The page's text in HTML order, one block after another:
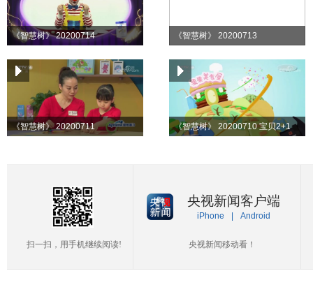
《智慧树》 20200714 《智慧树》 20200713
《智慧树》 20200711 《智慧树》 20200710 宝贝2+1
扫一扫，用手机继续阅读!
央视新闻客户端
iPhone | Android
央视新闻移动看！